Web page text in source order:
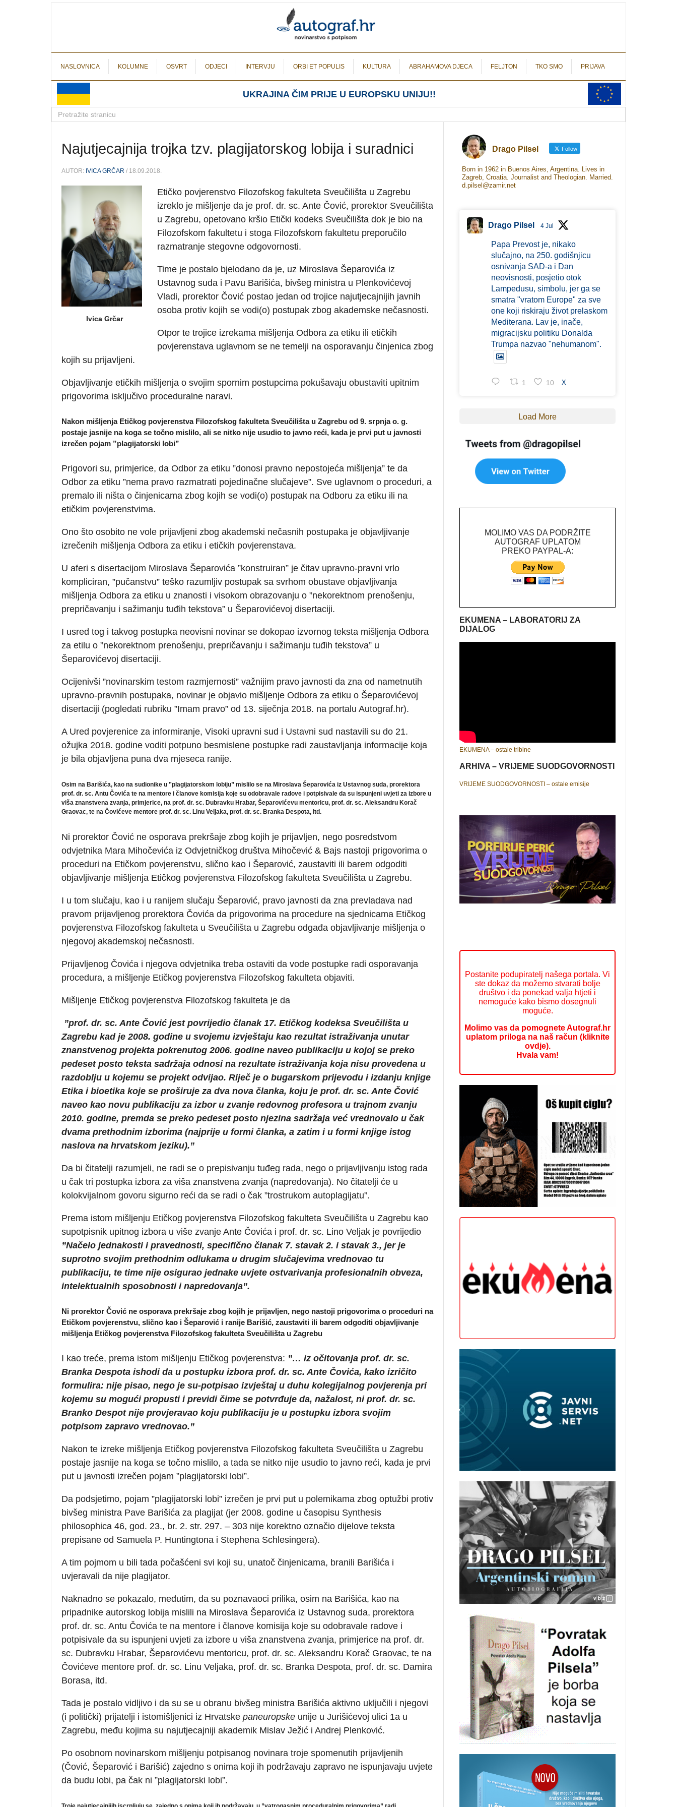
NASLOVNICA KOLUMNE OSVRT ODJECI INTERVJU ORBI ET POPULIS KULTURA ABRAHAMOVA DJECA FELJTON TKO SMO PRIJAVA
UKRAJINA ČIM PRIJE U EUROPSKU UNIJU!!
Najutjecajnija trojka tzv. plagijatorskog lobija i suradnici
AUTOR: IVICA GRČAR / 18.09.2018.
Ivica Grčar
Etičko povjerenstvo Filozofskog fakulteta Sveučilišta u Zagrebu
izreklo je mišljenje da je prof. dr. sc. Ante Čović, prorektor Sveučilišta
u Zagrebu, opetovano kršio Etički kodeks Sveučilišta dok je bio na
Filozofskom fakultetu i stoga Filozofskom fakultetu preporučilo
razmatranje stegovne odgovornosti.
Time je postalo bjelodano da je, uz Miroslava Šeparovića iz
Ustavnog suda i Pavu Barišića, bivšeg ministra u Plenkovićevoj
Vladi, prorektor Čović postao jedan od trojice najutjecajnijih javnih
osoba protiv kojih se vodi(o) postupak zbog akademske nečasnosti.
Otpor te trojice izrekama mišljenja Odbora za etiku ili etičkih
povjerenstava uglavnom se ne temelji na osporavanju činjenica zbog
kojih su prijavljeni.
Objavljivanje etičkih mišljenja o svojim spornim postupcima pokušavaju obustaviti upitnim
prigovorima isključivo proceduralne naravi.
Nakon mišljenja Etičkog povjerenstva Filozofskog fakulteta Sveučilišta u Zagrebu od 9. srpnja o. g.
postaje jasnije na koga se točno mislilo, ali se nitko nije usudio to javno reći, kada je prvi put u javnosti
izrečen pojam ”plagijatorski lobi”
Prigovori su, primjerice, da Odbor za etiku ”donosi pravno nepostojeća mišljenja” te da
Odbor za etiku ”nema pravo razmatrati pojedinačne slučajeve”. Sve uglavnom o proceduri, a
premalo ili ništa o činjenicama zbog kojih se vodi(o) postupak na Odboru za etiku ili na
etičkim povjerenstvima.
Ono što osobito ne vole prijavljeni zbog akademski nečasnih postupaka je objavljivanje
izrečenih mišljenja Odbora za etiku i etičkih povjerenstava.
U aferi s disertacijom Miroslava Šeparovića ”konstruiran” je čitav upravno-pravni vrlo
kompliciran, ”pučanstvu” teško razumljiv postupak sa svrhom obustave objavljivanja
mišljenja Odbora za etiku u znanosti i visokom obrazovanju o ”nekorektnom prenošenju,
prepričavanju i sažimanju tuđih tekstova” u Šeparovićevoj disertaciji.
I usred tog i takvog postupka neovisni novinar se dokopao izvornog teksta mišljenja Odbora
za etilu o ”nekorektnom prenošenju, prepričavanju i sažimanju tuđih tekstova” u
Šeparovićevoj disertaciji.
Ocijenivši ”novinarskim testom razmjernosti” važnijim pravo javnosti da zna od nametnutih
upravno-pravnih postupaka, novinar je objavio mišljenje Odbora za etiku o Šeparovićevoj
disertaciji (pogledati rubriku ”Imam pravo” od 13. siječnja 2018. na portalu Autograf.hr).
A Ured povjerenice za informiranje, Visoki upravni sud i Ustavni sud nastavili su do 21.
ožujka 2018. godine voditi potpuno besmislene postupke radi zaustavljanja informacije koja
je bila objavljena puna dva mjeseca ranije.
Osim na Barišića, kao na sudionike u ”plagijatorskom lobiju” mislilo se na Miroslava Šeparovića iz Ustavnog suda, prorektora
prof. dr. sc. Antu Čovića te na mentore i članove komisija koje su odobravale radove i potpisivale da su ispunjeni uvjeti za izbore u
viša znanstvena zvanja, primjerice, na prof. dr. sc. Dubravku Hrabar, Šeparovićevu mentoricu, prof. dr. sc. Aleksandru Korač
Graovac, te na Čovićeve mentore prof. dr. sc. Linu Veljaka, prof. dr. sc. Branka Despota, itd.
Ni prorektor Čović ne osporava prekršaje zbog kojih je prijavljen, nego posredstvom
odvjetnika Mara Mihočevića iz Odvjetničkog društva Mihočević & Bajs nastoji prigovorima o
proceduri na Etičkom povjerenstvu, slično kao i Šeparović, zaustaviti ili barem odgoditi
objavljivanje mišljenja Etičkog povjerenstva Filozofskog fakulteta Sveučilišta u Zagrebu.
I u tom slučaju, kao i u ranijem slučaju Šeparović, pravo javnosti da zna prevladava nad
pravom prijavljenog prorektora Čovića da prigovorima na procedure na sjednicama Etičkog
povjerenstva Filozofskog fakulteta u Sveučilišta u Zagrebu odgađa objavljivanje mišljenja o
njegovoj akademskoj nečasnosti.
Prijavljenog Čovića i njegova odvjetnika treba ostaviti da vode postupke radi osporavanja
procedura, a mišljenje Etičkog povjerenstva Filozofskog fakulteta objaviti.
Mišljenje Etičkog povjerenstva Filozofskog fakulteta je da
”prof. dr. sc. Ante Čović jest povrijedio članak 17. Etičkog kodeksa Sveučilišta u
Zagrebu kad je 2008. godine u svojemu izvještaju kao rezultat istraživanja unutar
znanstvenog projekta pokrenutog 2006. godine naveo publikaciju u kojoj se preko
pedeset posto teksta sadržaja odnosi na rezultate istraživanja koja nisu provedena u
razdoblju u kojemu se projekt odvijao. Riječ je o bugarskom prijevodu i izdanju knjige
Etika i bioetika koje se proširuje za dva nova članka, koju je prof. dr. sc. Ante Čović
naveo kao novu publikaciju za izbor u zvanje redovnog profesora u trajnom zvanju
2010. godine, premda se preko pedeset posto njezina sadržaja već vrednovalo u čak
dvama prethodnim izborima (najprije u formi članka, a zatim i u formi knjige istog
naslova na hrvatskom jeziku).”
Da bi čitatelji razumjeli, ne radi se o prepisivanju tuđeg rada, nego o prijavljivanju istog rada
u čak tri postupka izbora za viša znanstvena zvanja (napredovanja). No čitatelji će u
kolokvijalnom govoru sigurno reći da se radi o čak ”trostrukom autoplagijatu”.
Prema istom mišljenju Etičkog povjerenstva Filozofskog fakulteta Sveučilišta u Zagrebu kao
supotpisnik upitnog izbora u više zvanje Ante Čovića i prof. dr. sc. Lino Veljak je povrijedio
”Načelo jednakosti i pravednosti, specifično članak 7. stavak 2. i stavak 3., jer je
suprotno svojim prethodnim odlukama u drugim slučajevima vrednovao tu
publikaciju, te time nije osigurao jednake uvjete ostvarivanja profesionalnih obveza,
intelektualnih sposobnosti i napredovanja”.
Ni prorektor Čović ne osporava prekršaje zbog kojih je prijavljen, nego nastoji prigovorima o proceduri na
Etičkom povjerenstvu, slično kao i Šeparović i ranije Barišić, zaustaviti ili barem odgoditi objavljivanje
mišljenja Etičkog povjerenstva Filozofskog fakulteta Sveučilišta u Zagrebu
I kao treće, prema istom mišljenju Etičkog povjerenstva: ”… iz očitovanja prof. dr. sc.
Branka Despota ishodi da u postupku izbora prof. dr. sc. Ante Čovića, kako izričito
formulira: nije pisao, nego je su-potpisao izvještaj u duhu kolegijalnog povjerenja pri
kojemu su mogući propusti i previdi čime se potvrđuje da, nažalost, ni prof. dr. sc.
Branko Despot nije provjeravao koju publikaciju je u postupku izbora svojim
potpisom zapravo vrednovao.”
Nakon te izreke mišljenja Etičkog povjerenstva Filozofskog fakulteta Sveučilišta u Zagrebu
postaje jasnije na koga se točno mislilo, a tada se nitko nije usudio to javno reći, kada je prvi
put u javnosti izrečen pojam ”plagijatorski lobi”.
Da podsjetimo, pojam ”plagijatorski lobi” izrečen je prvi put u polemikama zbog optužbi protiv
bivšeg ministra Pave Barišića za plagijat (jer 2008. godine u časopisu Synthesis
philosophica 46, god. 23., br. 2. str. 297. – 303 nije korektno označio dijelove teksta
prepisane od Samuela P. Huntingtona i Stephena Schlesingera).
A tim pojmom u bili tada počašćeni svi koji su, unatoč činjenicama, branili Barišića i
uvjeravali da nije plagijator.
Naknadno se pokazalo, međutim, da su poznavaoci prilika, osim na Barišića, kao na
pripadnike autorskog lobija mislili na Miroslava Šeparovića iz Ustavnog suda, prorektora
prof. dr. sc. Antu Čovića te na mentore i članove komisija koje su odobravale radove i
potpisivale da su ispunjeni uvjeti za izbore u viša znanstvena zvanja, primjerice na prof. dr.
sc. Dubravku Hrabar, Šeparovićevu mentoricu, prof. dr. sc. Aleksandru Korač Graovac, te na
Čovićeve mentore prof. dr. sc. Linu Veljaka, prof. dr. sc. Branka Despota, prof. dr. sc. Damira
Borasa, itd.
Tada je postalo vidljivo i da su se u obranu bivšeg ministra Barišića aktivno uključili i njegovi
(i politički) prijatelji i istomišljenici iz Hrvatske paneuropske unije u Jurišićevoj ulici 1a u
Zagrebu, među kojima su najutjecajniji akademik Mislav Ježić i Andrej Plenković.
Po osobnom novinarskom mišljenju potpisanog novinara troje spomenutih prijavljenih
(Čović, Šeparović i Barišić) zajedno s onima koji ih podržavaju zapravo ne ispunjavaju uvjete
da budu lobi, pa čak ni ”plagijatorski lobi”.
Drago Pilsel Follow
Born in 1962 in Buenos Aires, Argentina. Lives in
Zagreb, Croatia. Journalist and Theologian. Married.
d.pilsel@zamir.net
Drago Pilsel 4 Jul
Papa Prevost je, nikako
slučajno, na 250. godišnjicu
osnivanja SAD-a i Dan
neovisnosti, posjetio otok
Lampedusu, simbolu, jer ga se
smatra "vratom Europe" za sve
one koji riskiraju život prelaskom
Mediterana. Lav je, inače,
migracijsku politiku Donalda
Trumpa nazvao "nehumanom".
1 10 X
Load More
MOLIMO VAS DA PODRŽITE
AUTOGRAF UPLATOM
PREKO PAYPAL-A:
EKUMENA – LABORATORIJ ZA
DIJALOG
EKUMENA – ostale tribine
ARHIVA – VRIJEME SUODGOVORNOSTI
VRIJEME SUODGOVORNOSTI – ostale emisije
Postanite podupiratelj našega portala. Vi
ste dokaz da možemo stvarati bolje
društvo i da ponekad valja htjeti i
nemoguće kako bismo dosegnuli
moguće.
Molimo vas da pomognete Autograf.hr
uplatom priloga na naš račun (kliknite
ovdje).
Hvala vam!